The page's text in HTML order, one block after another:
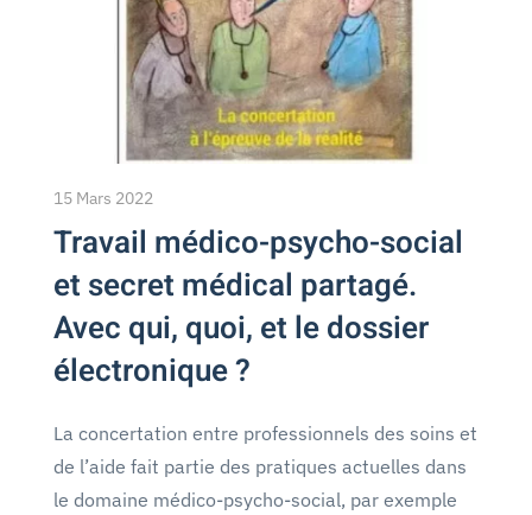
15 Mars 2022
Travail médico-psycho-social
et secret médical partagé.
Avec qui, quoi, et le dossier
électronique ?
La concertation entre professionnels des soins et
de l’aide fait partie des pratiques actuelles dans
le domaine médico-psycho-social, par exemple